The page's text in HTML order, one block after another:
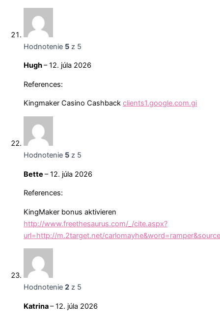
Hodnotenie 5 z 5
Hugh– 12. júla 2026
References:
Kingmaker Casino Cashback clients1.google.com.gi
Hodnotenie 5 z 5
Bette – 12. júla 2026
References:
KingMaker bonus aktivieren
http://www.freethesaurus.com/_/cite.aspx?
url=http://m.2target.net/
Hodnotenie 2 z 5
Katrina– 12. júla 2026